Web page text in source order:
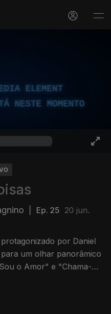
ELEMENT
NESTE MOMENTO
Ep. 25 20 jun.
por Daniel
um olhar panorâmico
o Amor" e "Chama-me